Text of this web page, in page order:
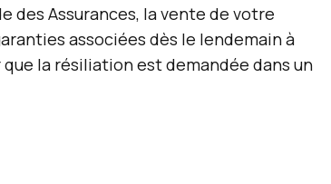
des Assurances, la vente de votre
associées dès le lendemain à
la résiliation est demandée dans un